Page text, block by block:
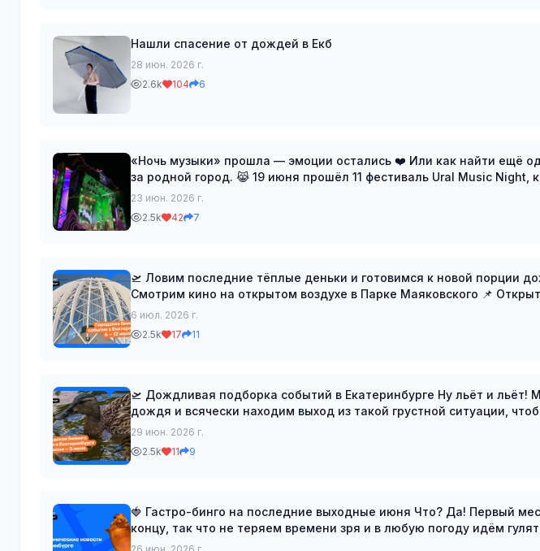
Нашли спасение от дождей в Екб
28 июн. 2026 г.
2.6k
104 6
«Ночь музыки» прошла — эмоции остались ❤️ Или как найти ещё один повод для гордости
за родной город. 😹 19 июня прошёл 11 фестиваль Ural Music Night, который впервые за два
года сопровождался хороше
23 июн. 2026 г.
2.5k
42 7
🛫 Ловим последние тёплые деньки и готовимся к новой порции дождей
Смотрим кино на открытом воздухе в Парке Маяковского 📌 Открытый Микрофон в Red
6 июл. 2026 г.
2.5k
17 11
🛫 Дождливая подборка событий в Екатеринбурге Ну льёт и льёт! Мы тоже уже устали от
дождя и всячески находим выход из такой грустной ситуации,
дела. А то лето проходит... Лов
29 июн. 2026 г.
2.5k
11 9
🍓 Гастро-бинго на последние выходные июня Что? Да! Первый месяц лета подходит к
концу, так что не теряем времени зря и в любую погоду идём
сидеть на верандах и наслаждаться эт